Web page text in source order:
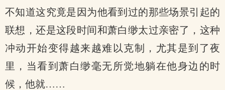
不知道这究竟是因为他看到过的那些场景引起的
联想，还是这段时间和萧白缈太过亲密了，这种
冲动开始变得越来越难以克制，尤其是到了夜
里，当看到萧白缈毫无所觉地躺在他身边的时
候，他就……